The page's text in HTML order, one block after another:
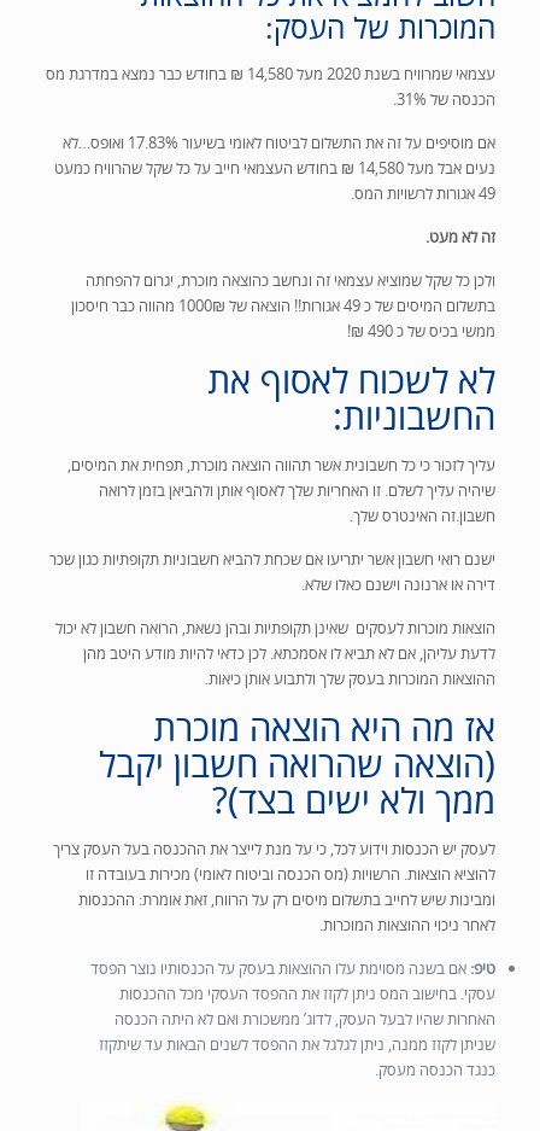
המוכרות של העסק:
עצמאי שמרוויח בשנת 2020 מעל 14,580 ₪ בחודש כבר נמצא במדרגת מס
הכנסה של 31%.
אם מוסיפים על זה את התשלום לביטוח לאומי בשיעור 17.83% ואופס…לא
נעים אבל מעל 14,580 ₪ בחודש העצמאי חייב על כל שקל שהרוויח כמעט
49 אגורות לרשויות המס.
זה לא מעט.
ולכן כל שקל שמוציא עצמאי זה ונחשב כהוצאה מוכרת, יגרום להפחתה
בתשלום המיסים של כ 49 אגורות!! הוצאה של 1000₪ מהווה כבר חיסכון
ממשי בכיס של כ 490 ₪!
לא לשכוח לאסוף את
החשבוניות:
עליך לזכור כי כל חשבונית אשר תהווה הוצאה מוכרת, תפחית את המיסים,
שיהיה עליך לשלם. זו האחריות שלך לאסוף אותן ולהביאן בזמן לרואה
חשבון.זה האינטרס שלך.
ישנם רואי חשבון אשר יתריעו אם שכחת להביא חשבוניות תקופתיות כגון שכר
דירה או ארנונה וישנם כאלו שלא.
הוצאות מוכרות לעסקים שאינן תקופתיות ובהן נשאת, הרואה חשבון לא יכול
לדעת עליהן, אם לא תביאלו אסמכתא. לכן כדאי להיות מודע היטב מהן
ההוצאות המוכרות בעסק שלך ולתבוע אותן כיאות.
אז מה היא הוצאה מוכרת
(הוצאה שהרואה חשבון יקבל
ממך ולא ישים בצד)?
לעסק יש הכנסות וידוע לכל, כי על מנת לייצר את ההכנסה בעל העסק צריך
להוציא הוצאות. הרשויות (מס הכנסה וביטוח לאומי) מכירות בעובדה זו
ומבינות שיש לחייב בתשלום מיסים רק על הרווח, זאת אומרת: ההכנסות
לאחר ניכוי ההוצאות המוכרות.
טיפ:אם בשנה מסוימת עלו ההוצאות בעסק על הכנסותיו נוצר הפסד
עסקי. בחישוב המס ניתן לקזז את ההפסד העסקי מכל ההכנסות
האחרות שהיו לבעל העסק, לדוג’ ממשכורת ואם לא היתה הכנסה
שניתן לקזז ממנה, ניתן לגלגל את ההפסד לשנים הבאות עד שיתקזז
כנגד הכנסה מעסק.